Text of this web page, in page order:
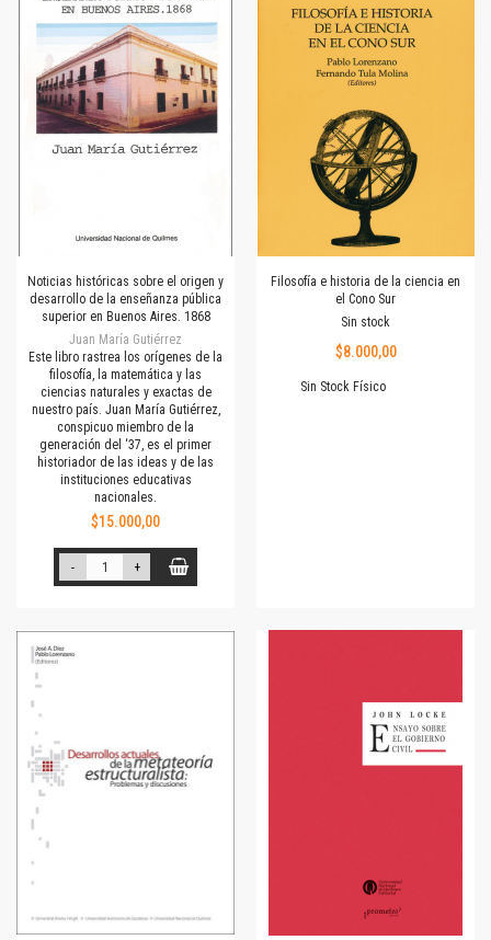
Noticias históricas sobre el origen y
desarrollo de la enseñanza pública
superior en Buenos Aires. 1868
Juan María Gutiérrez
Este libro rastrea los orígenes de la
filosofía, la matemática y las
ciencias naturales y exactas de
nuestro país. Juan María Gutiérrez,
conspicuo miembro de la
generación del ‘37, es el primer
historiador de las ideas y de las
instituciones educativas
nacionales.
$15.000,00
- +
Filosofía e historia de la ciencia en
el Cono Sur
Sin stock
$8.000,00
Sin Stock Físico